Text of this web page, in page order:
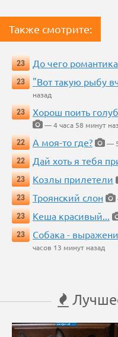
Также смотрите:
23 До чего
23
"Вот такую рыбу
назад
23
Хорош поить
— 4 часа 58 минут
22
А моя-то где?
—
22
Дай хоть я тебя
23
Козлы прилетели
23
Троянский слон
23
Кеша красивый...
23
Собака -
часов 13 минут назад